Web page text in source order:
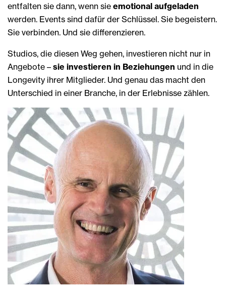
entfalten sie dann, wenn sie emotional aufgeladen
werden. Events sind dafür der Schlüssel. Sie begeistern.
Sie verbinden. Und sie differenzieren.
Studios, die diesen Weg gehen, investieren nicht nur in
Angebote – sie investieren in Beziehungen und in die
Longevity ihrer Mitglieder. Und genau das macht den
Unterschied in einer Branche, in der Erlebnisse zählen.